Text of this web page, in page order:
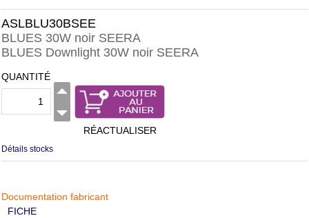
ASLBLU30BSEE
BLUES 30W noir SEERA
BLUES Downlight 30W noir SEERA
QUANTITÉ
RÉACTUALISER
Détails stocks
Documentation fabricant
FICHE